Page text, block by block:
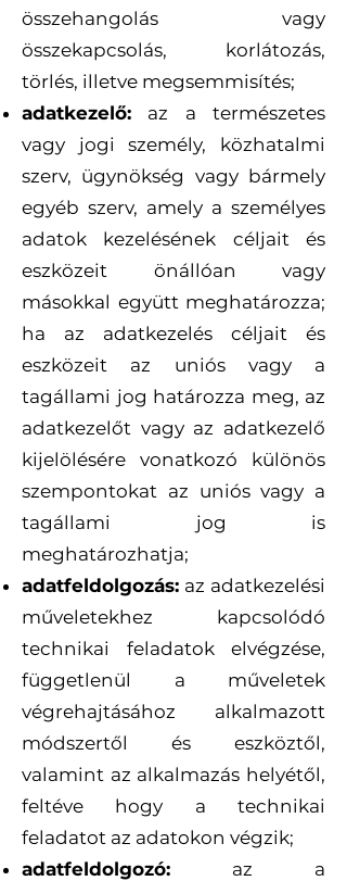
összehangolás vagy
összekapcsolás, korlátozás,
törlés, illetve megsemmisítés;
adatkezelő: az a természetes
vagy jogi személy, közhatalmi
szerv, ügynökség vagy bármely
egyéb szerv, amely a személyes
adatok kezelésének céljait és
eszközeit önállóan vagy
másokkal együtt meghatározza;
ha az adatkezelés céljait és
eszközeit az uniós vagy a
tagállami jog határozza meg, az
adatkezelőt vagy az adatkezelő
kijelölésére vonatkozó különös
szempontokat az uniós vagy a
tagállami jog is
meghatározhatja;
adatfeldolgozás: az adatkezelési
műveletekhez kapcsolódó
technikai feladatok elvégzése,
függetlenül a műveletek
végrehajtásához alkalmazott
módszertől és eszköztől,
valamint az alkalmazás helyétől,
feltéve hogy a technikai
feladatot az adatokon végzik;
adatfeldolgozó: az a